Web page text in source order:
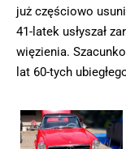
już częściowo
41-latek usłyszał
więzienia.
lat 60-tych